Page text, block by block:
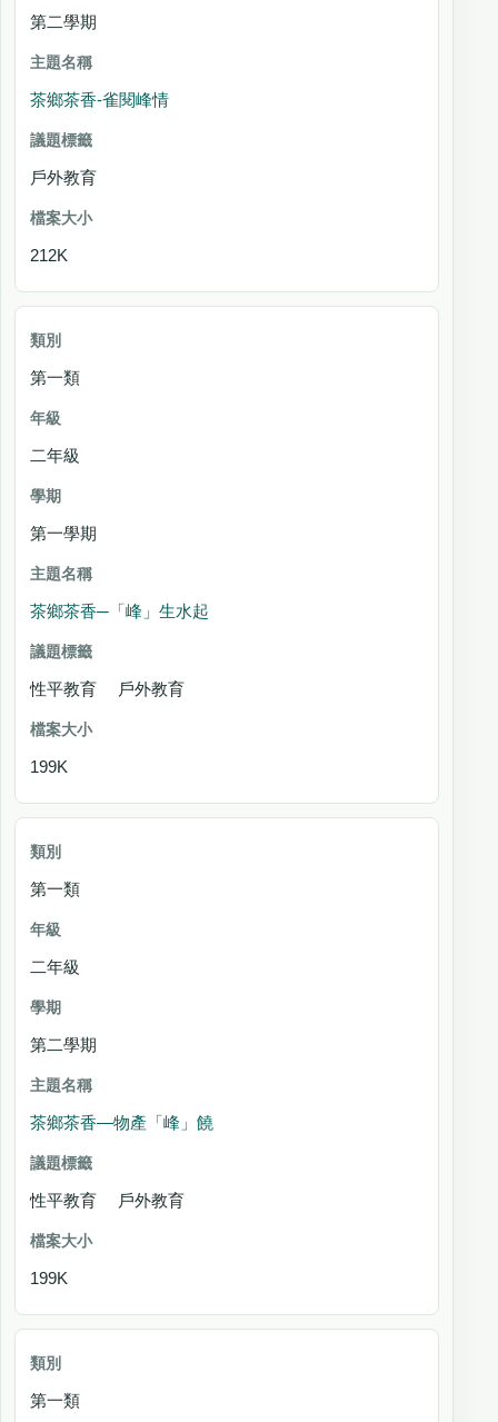
第二學期
茶鄉茶香-雀閱峰情
戶外教育
212K
第一類
二年級
第一學期
茶鄉茶香─「峰」生水起
性平教育 戶外教育
199K
第一類
二年級
第二學期
茶鄉茶香—物產「峰」饒
性平教育 戶外教育
199K
第一類